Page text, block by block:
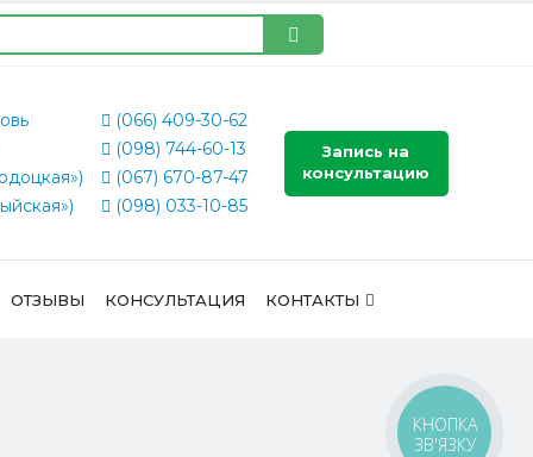
(066) 409-30-62
(098) 744-60-13
(067) 670-87-47
(098) 033-10-85
Запись на
консультацию
ОТЗЫВЫ КОНСУЛЬТАЦИЯ КОНТАКТЫ
КНОПКА
ЗВ'ЯЗКУ